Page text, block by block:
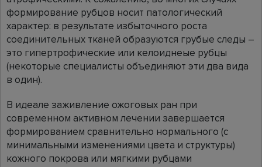
формирование рубцов носит патологический
характер: в результате избыточного роста
соединительных тканей образуются грубые следы –
это гипертрофические или келоиднеые рубцы
(некоторые специалисты объединяют эти два вида
в один).
В идеале заживление ожоговых ран при
современном активном лечении завершается
формированием сравнительно нормального (с
минимальными изменениями цвета и структуры)
кожного покрова или мягкими рубцами